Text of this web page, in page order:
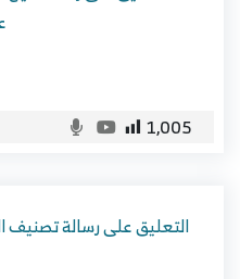
1,005
التعليق على رسالة تصنيف